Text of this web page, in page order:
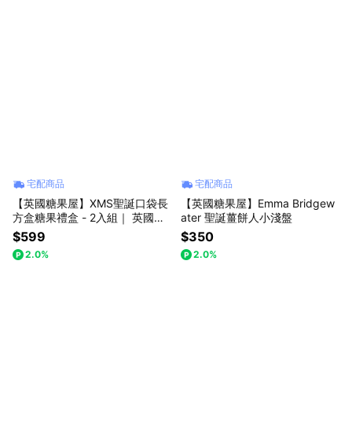
宅配商品
【英國糖果屋】XMS聖誕口袋長
方盒糖果禮盒 - 2入組｜ 英國糖
迷你包6包入
$599
2.0%
宅配商品
【英國糖果屋】Emma Bridgew
ater 聖誕薑餅人小淺盤
$350
2.0%